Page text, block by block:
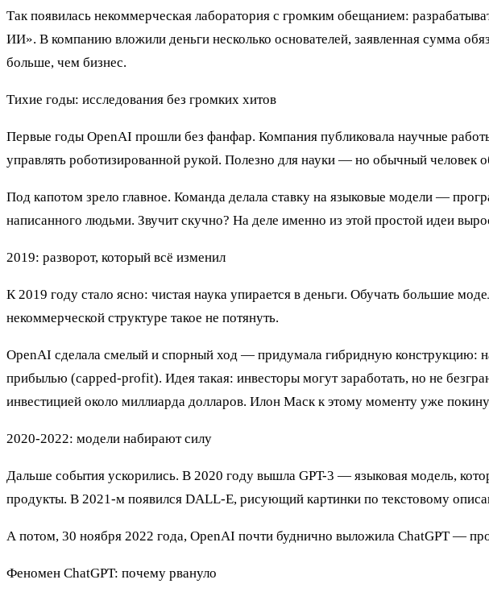
Так появилась некоммерческая лаборатория с громким обещанием:
ИИ». В компанию вложили деньги несколько основателей, заявленная сумма
больше, чем бизнес.
Тихие годы: исследования без громких хитов
Первые годы OpenAI прошли без фанфар. Компания публиковала научные
управлять роботизированной рукой. Полезно для науки — но обычный человек
Под капотом зрело главное. Команда делала ставку на языковые модели —
написанного людьми. Звучит скучно? На деле именно из этой простой идеи
2019: разворот, который всё изменил
К 2019 году стало ясно: чистая наука упирается в деньги. Обучать большие
некоммерческой структуре такое не потянуть.
OpenAI сделала смелый и спорный ход — придумала гибридную конструкцию:
прибылью (capped-profit). Идея такая: инвесторы могут заработать, но не
инвестицией около миллиарда долларов. Илон Маск к этому моменту уже
2020-2022: модели набирают силу
Дальше события ускорились. В 2020 году вышла GPT-3 — языковая модель,
продукты. В 2021-м появился DALL-E, рисующий картинки по текстовому
А потом, 30 ноября 2022 года, OpenAI почти буднично выложила ChatGPT —
Феномен ChatGPT: почему рвануло